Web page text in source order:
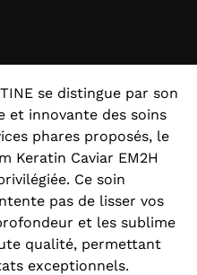
se distingue par son
et innovante des soins
phares proposés, le
Keratin Caviar EM2H
Ce soin
pas de lisser vos
et les sublime
qualité, permettant
exceptionnels.